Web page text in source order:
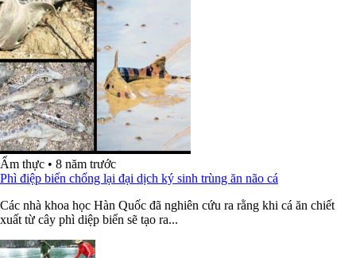
Ẩm thực • 8 năm trước
Phì điệp biển chống lại đại dịch ký sinh trùng ăn não cá
Các nhà khoa học Hàn Quốc đã nghiên cứu ra rằng khi cá ăn chiết
xuất từ cây phì diệp biển sẽ tạo ra...